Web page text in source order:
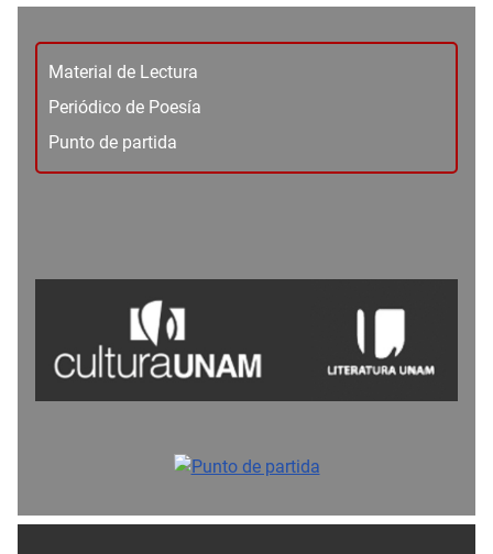
Material de Lectura
Periódico de Poesía
Punto de partida